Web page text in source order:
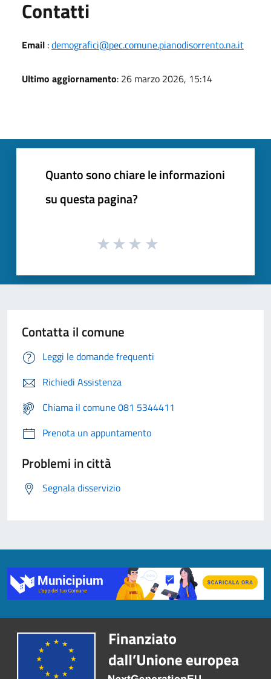
Contatti
Email :demografici@pec.comune.pianodisorrento.na.it
Ultimo aggiornamento: 26 marzo 2026, 15:14
Quanto sono chiare le informazioni
su questa pagina?
Contatta il comune
Leggi le domande frequenti
Richiedi Assistenza
Chiama il comune 081 5344411
Prenota un appuntamento
Problemi in città
Segnala disservizio